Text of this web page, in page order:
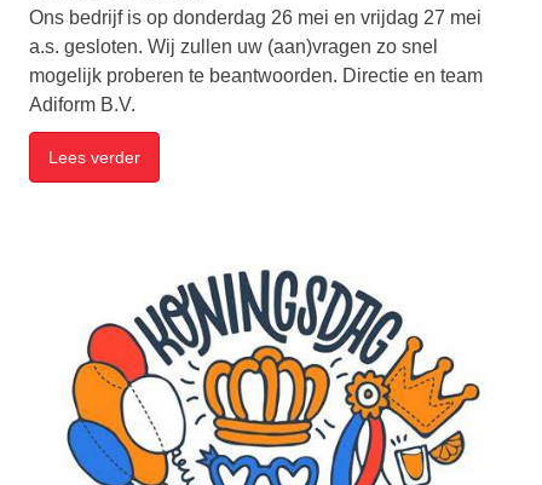
Ons bedrijf is op donderdag 26 mei en vrijdag 27 mei
a.s. gesloten. Wij zullen uw (aan)vragen zo snel
mogelijk proberen te beantwoorden. Directie en team
Adiform B.V.
Lees verder